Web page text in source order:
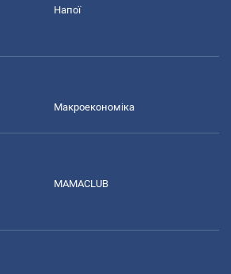
Напої
Макроекономіка
MAMACLUB